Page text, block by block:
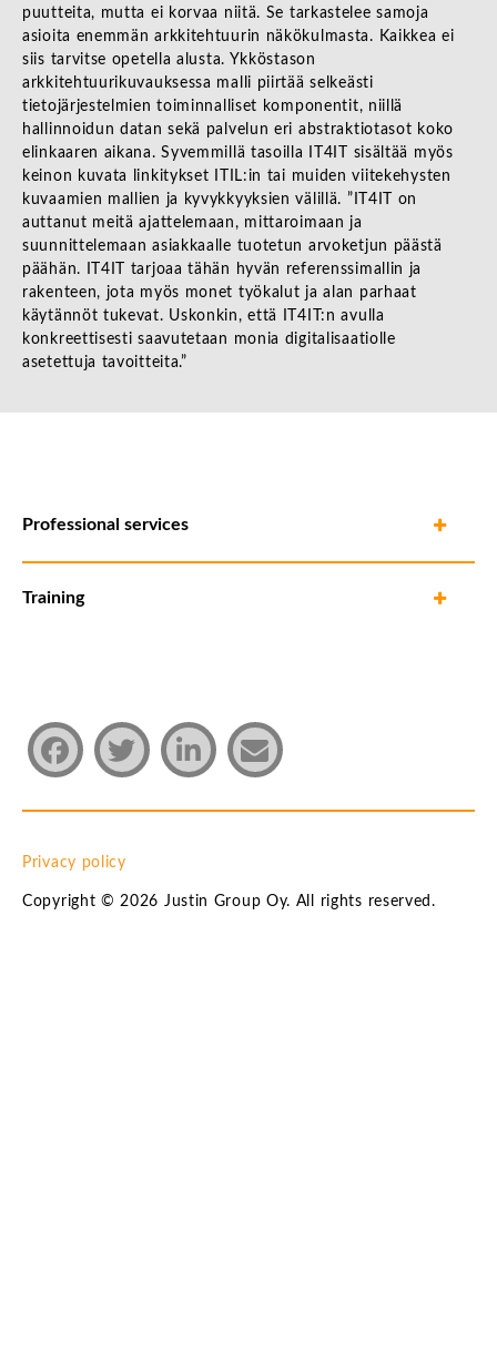
puutteita, mutta ei korvaa niitä. Se tarkastelee samoja
asioita enemmän arkkitehtuurin näkökulmasta. Kaikkea ei
siis tarvitse opetella alusta. Ykköstason
arkkitehtuurikuvauksessa malli piirtää selkeästi
tietojärjestelmien toiminnalliset komponentit, niillä
hallinnoidun datan sekä palvelun eri abstraktiotasot koko
elinkaaren aikana. Syvemmillä tasoilla IT4IT sisältää myös
keinon kuvata linkitykset ITIL:in tai muiden viitekehysten
kuvaamien mallien ja kyvykkyyksien välillä. ”IT4IT on
auttanut meitä ajattelemaan, mittaroimaan ja
suunnittelemaan asiakkaalle tuotetun arvoketjun päästä
päähän. IT4IT tarjoaa tähän hyvän referenssimallin ja
rakenteen, jota myös monet työkalut ja alan parhaat
käytännöt tukevat. Uskonkin, että IT4IT:n avulla
konkreettisesti saavutetaan monia digitalisaatiolle
asetettuja tavoitteita.”
Professional services
Training
Privacy policy
Copyright © 2026 Justin Group Oy. All rights reserved.